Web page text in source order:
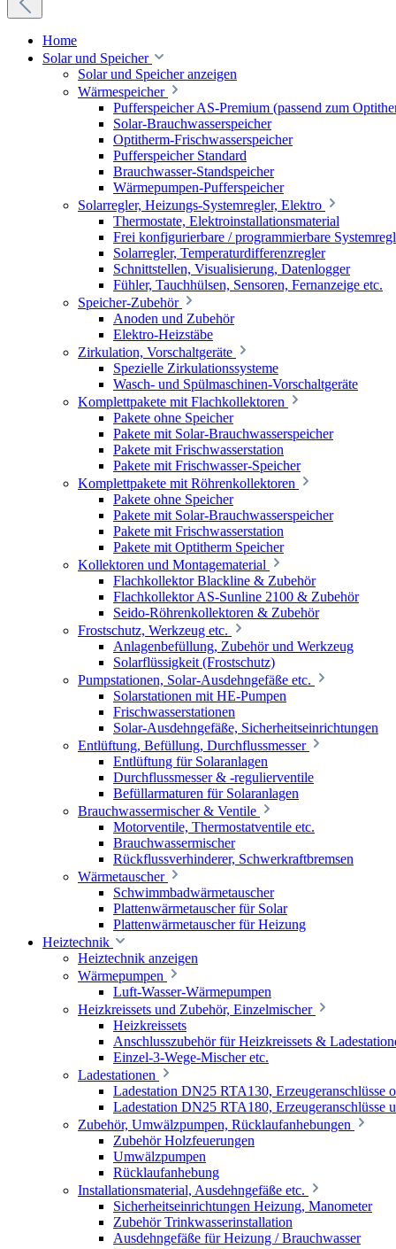
Home
Solar und Speicher
Solar und Speicher anzeigen
Wärmespeicher
Pufferspeicher AS-Premium (passend zum
Solar-Brauchwasserspeicher
Optitherm-Frischwasserspeicher
Pufferspeicher Standard
Brauchwasser-Standspeicher
Wärmepumpen-Pufferspeicher
Solarregler, Heizungs-Systemregler, Elektro
Thermostate, Elektroinstallationsmaterial
Frei konfigurierbare / programmierbare
Solarregler, Temperaturdifferenzregler
Schnittstellen, Visualisierung, Datenlogger
Fühler, Tauchhülsen, Sensoren, Fernanzeige etc.
Speicher-Zubehör
Anoden und Zubehör
Elektro-Heizstäbe
Zirkulation, Vorschaltgeräte
Spezielle Zirkulationssysteme
Wasch- und Spülmaschinen-Vorschaltgeräte
Komplettpakete mit Flachkollektoren
Pakete ohne Speicher
Pakete mit Solar-Brauchwasserspeicher
Pakete mit Frischwasserstation
Pakete mit Frischwasser-Speicher
Komplettpakete mit Röhrenkollektoren
Pakete ohne Speicher
Pakete mit Solar-Brauchwasserspeicher
Pakete mit Frischwasserstation
Pakete mit Optitherm Speicher
Kollektoren und Montagematerial
Flachkollektor Blackline & Zubehör
Flachkollektor AS-Sunline 2100 & Zubehör
Seido-Röhrenkollektoren & Zubehör
Frostschutz, Werkzeug etc.
Anlagenbefüllung, Zubehör und Werkzeug
Solarflüssigkeit (Frostschutz)
Pumpstationen, Solar-Ausdehngefäße etc.
Solarstationen mit HE-Pumpen
Frischwasserstationen
Solar-Ausdehngefäße, Sicherheitseinrichtungen
Entlüftung, Befüllung, Durchflussmesser
Entlüftung für Solaranlagen
Durchflussmesser & -regulierventile
Befüllarmaturen für Solaranlagen
Brauchwassermischer & Ventile
Motorventile, Thermostatventile etc.
Brauchwassermischer
Rückflussverhinderer, Schwerkraftbremsen
Wärmetauscher
Schwimmbadwärmetauscher
Plattenwärmetauscher für Solar
Plattenwärmetauscher für Heizung
Heiztechnik
Heiztechnik anzeigen
Wärmepumpen
Luft-Wasser-Wärmepumpen
Heizkreissets und Zubehör, Einzelmischer
Heizkreissets
Anschlusszubehör für Heizkreissets &
Einzel-3-Wege-Mischer etc.
Ladestationen
Ladestation DN25 RTA130, Erzeugeranschlüsse
Ladestation DN25 RTA180, Erzeugeranschlüsse
Zubehör, Umwälzpumpen, Rücklaufanhebungen
Zubehör Holzfeuerungen
Umwälzpumpen
Rücklaufanhebung
Installationsmaterial, Ausdehngefäße etc.
Sicherheitseinrichtungen Heizung, Manometer
Zubehör Trinkwasserinstallation
Ausdehngefäße für Heizung / Brauchwasser